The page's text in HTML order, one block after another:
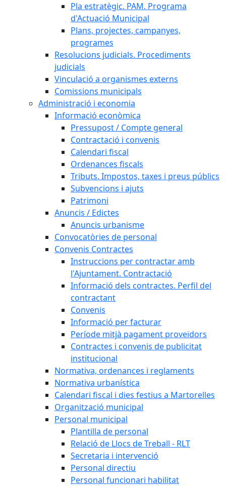
Pla estratègic. PAM. Programa
d'Actuació Municipal
Plans, projectes, campanyes,
programes
Resolucions judicials. Procediments
judicials
Vinculació a organismes externs
Comissions municipals
Administració i economia
Informació econòmica
Pressupost / Compte general
Contractació i convenis
Calendari fiscal
Ordenances fiscals
Tributs. Impostos, taxes i preus públics
Subvencions i ajuts
Patrimoni
Anuncis / Edictes
Anuncis urbanisme
Convocatòries de personal
Convenis Contractes
Instruccions per contractar amb
l'Ajuntament. Contractació
Informació dels contractes. Perfil del
contractant
Convenis
Informació per facturar
Període mitjà pagament proveïdors
Contractes i convenis de publicitat
institucional
Normativa, ordenances i reglaments
Normativa urbanística
Calendari fiscal i dies festius a Martorelles
Organització municipal
Personal municipal
Plantilla de personal
Relació de Llocs de Treball - RLT
Secretaria i intervenció
Personal directiu
Personal funcionari habilitat